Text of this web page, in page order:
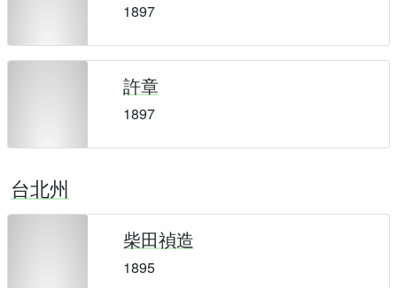
1897
許章
1897
台北州
柴田禎造
1895